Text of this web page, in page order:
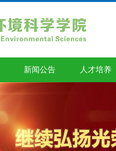
新闻公告 人才培养